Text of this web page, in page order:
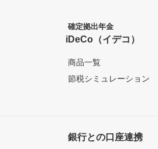
確定拠出年金
iDeCo（イデコ）
商品一覧
節税シミュレーション
銀行との口座連携